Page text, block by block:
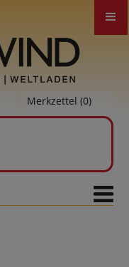
Merkzettel (0)